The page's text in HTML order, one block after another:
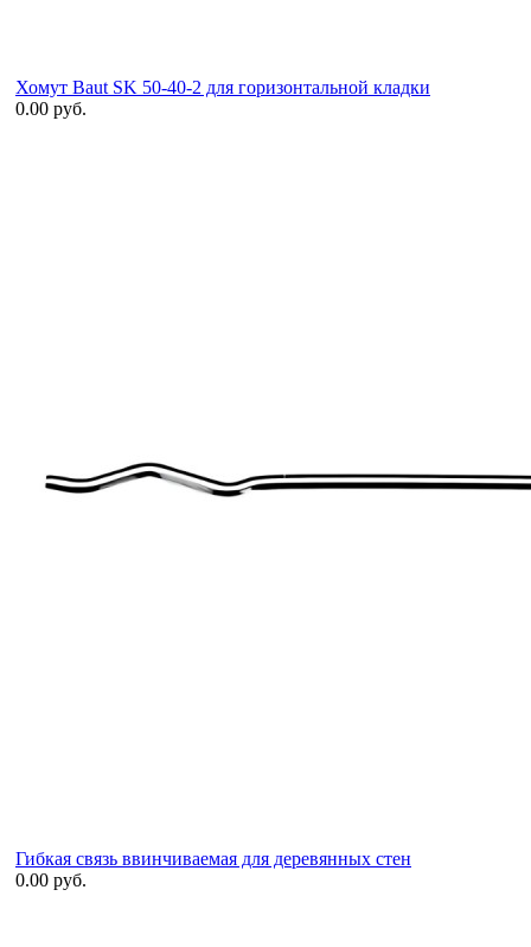
Хомут Baut SK 50-40-2 для горизонтальной кладки
0.00 руб.
Гибкая связь ввинчиваемая для деревянных стен
0.00 руб.